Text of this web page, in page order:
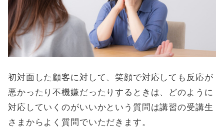
初対面した顧客に対して、笑顔で対応しても反応が
悪かったり不機嫌だったりするときは、どのように
対応していくのがいいかという質問は講習の受講生
さまからよく質問でいただきます。